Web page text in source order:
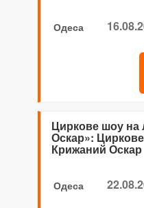
Одеса
Циркове шоу на
Оскар»:
Крижаний Оскар
Одеса